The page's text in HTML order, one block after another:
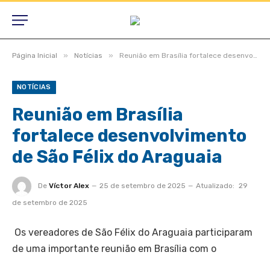
Página Inicial » Notícias » Reunião em Brasília fortalece desenvolvimento de São Félix do Araguaia
NOTÍCIAS
Reunião em Brasília
fortalece desenvolvimento
de São Félix do Araguaia
De Víctor Alex 25 de setembro de 2025 Atualizado: 29
de setembro de 2025
Os vereadores de São Félix do Araguaia participaram
de uma importante reunião em Brasília com o